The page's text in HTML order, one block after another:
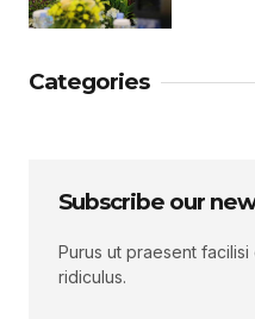
Categories
Subscribe our
Purus ut praesent
ridiculus.